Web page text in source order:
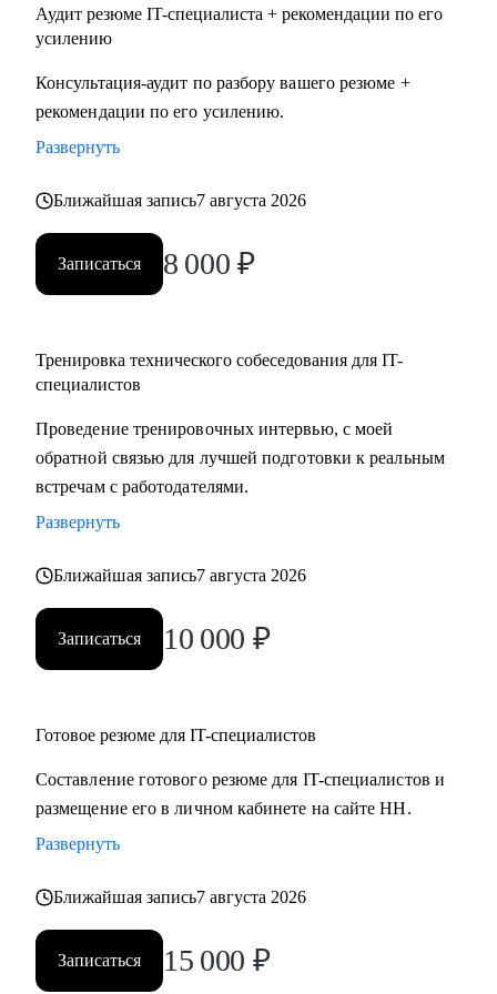
Аудит резюме IT-специалиста + рекомендации по его
усилению
Консультация-аудит по разбору вашего резюме +
рекомендации по его усилению.
Развернуть
Ближайшая запись7 августа 2026
Записаться 8 000 ₽
Тренировка технического собеседования для IT-
специалистов
Проведение тренировочных интервью, с моей
обратной связью для лучшей подготовки к реальным
встречам с работодателями.
Развернуть
Ближайшая запись7 августа 2026
Записаться 10 000 ₽
Готовое резюме для IT-специалистов
Составление готового резюме для IT-специалистов и
размещение его в личном кабинете на сайте НН.
Развернуть
Ближайшая запись7 августа 2026
Записаться 15 000 ₽